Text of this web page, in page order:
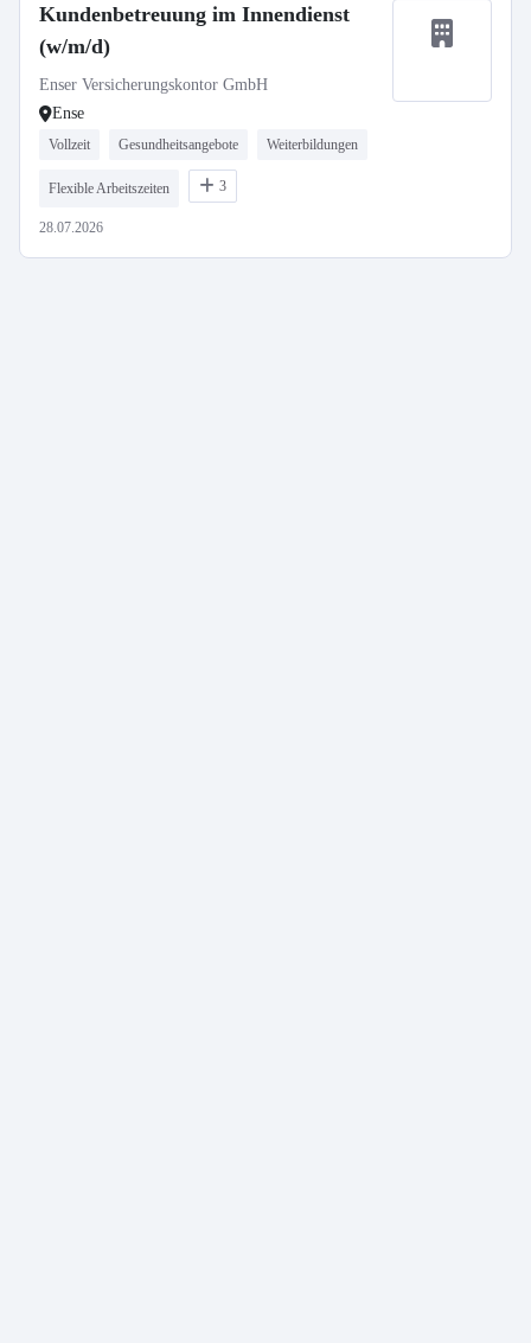
Kundenbetreuung im Innendienst
(w/m/d)
Enser Versicherungskontor GmbH
Ense
Vollzeit Gesundheitsangebote Weiterbildungen
Flexible Arbeitszeiten 3
28.07.2026